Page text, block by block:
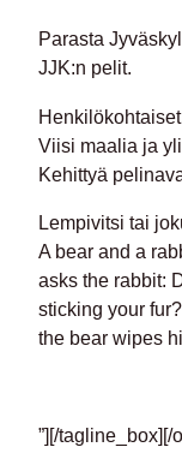
Parasta
JJK:n pelit.
Viisi maalia ja
Kehittyä
Lempivitsi tai
A bear and a
asks the rabbit:
sticking your
the bear wipes
”][/tagline_box][/